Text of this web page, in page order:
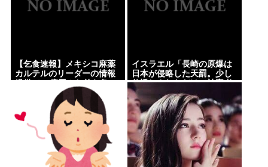
【乞食速報】メキシコ麻薬
カルテルのリーダーの情報
イスラエル「長崎の原爆は
日本が侵略した天罰。少し
仕返しされただけで被害者
ヅラ。追悼されるべきは侵
略された中国や韓国の人々
だよ